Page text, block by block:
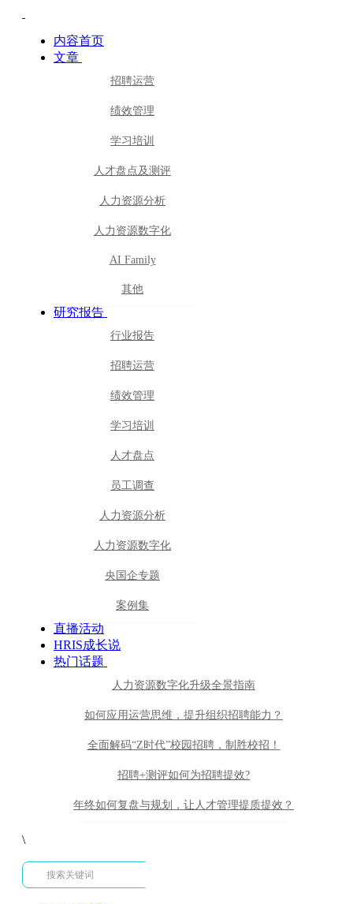
内容首页
文章
招聘运营
绩效管理
学习培训
人才盘点及测评
人力资源分析
人力资源数字化
AI Family
其他
研究报告
行业报告
招聘运营
绩效管理
学习培训
人才盘点
员工调查
人力资源分析
人力资源数字化
央国企专题
案例集
直播活动
HRIS成长说
热门话题
人力资源数字化升级全景指南
如何应用运营思维，提升组织招聘能力？
全面解码“Z时代”校园招聘，制胜校招！
招聘+测评如何为招聘提效?
年终如何复盘与规划，让人才管理提质提效？
\